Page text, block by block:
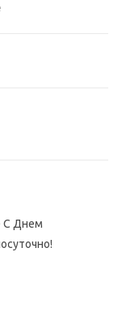
С Днем